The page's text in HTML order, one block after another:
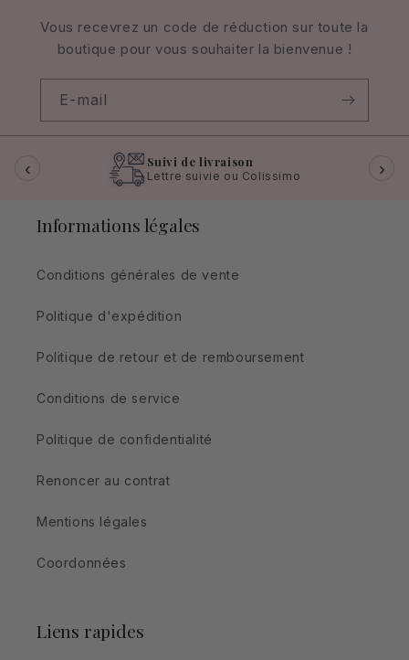
Vous recevrez un code de réduction sur toute la
boutique pour vous souhaiter la bienvenue !
E-mail
‹ Suivi de livraison
Lettre suivie ou Colissimo ›
Informations légales
Conditions générales de vente
Politique d'expédition
Politique de retour et de remboursement
Conditions de service
Politique de confidentialité
Renoncer au contrat
Mentions légales
Coordonnées
Liens rapides